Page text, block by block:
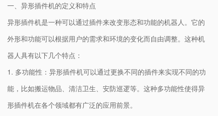
一、异形插件机的定义和特点
异形插件机是一种可以通过插件来改变形态和功能的机器人。它的
外形和功能可以根据用户的需求和环境的变化而自由调整。这种机
器人具有以下几个特点：
1. 多功能性：异形插件机可以通过更换不同的插件来实现不同的功
能，比如搬运物品、清洁卫生、安防巡逻等。这种多功能性使得异
形插件机在各个领域都有广泛的应用前景。